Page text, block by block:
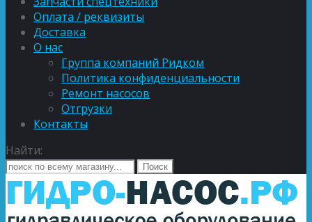
Оплата / реквизиты
Доставка
О нас
Группа компаний Ридком
Политика конфиденциальности
Ремонт насосов
Отгрузки
Контакты
Найти: